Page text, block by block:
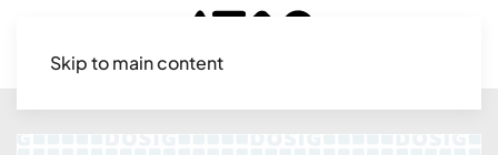
Skip to main content